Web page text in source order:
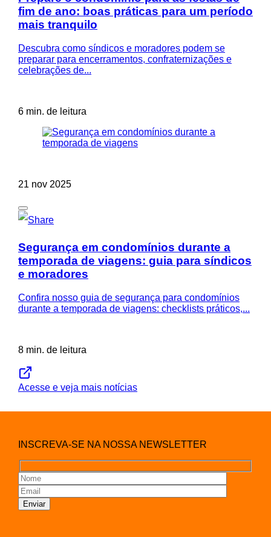
fim de ano: boas práticas para um período
mais tranquilo
Descubra como síndicos e moradores podem se
preparar para encerramentos, confraternizações e
celebrações de...
6 min. de leitura
21 nov 2025
Segurança em condomínios durante a
temporada de viagens: guia para síndicos
e moradores
Confira nosso guia de segurança para condomínios
durante a temporada de viagens: checklists práticos,...
8 min. de leitura
Acesse e veja mais notícias
INSCREVA-SE NA NOSSA NEWSLETTER